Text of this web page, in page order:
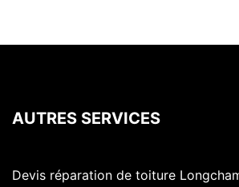
AUTRES SERVICES
Devis réparation de toiture